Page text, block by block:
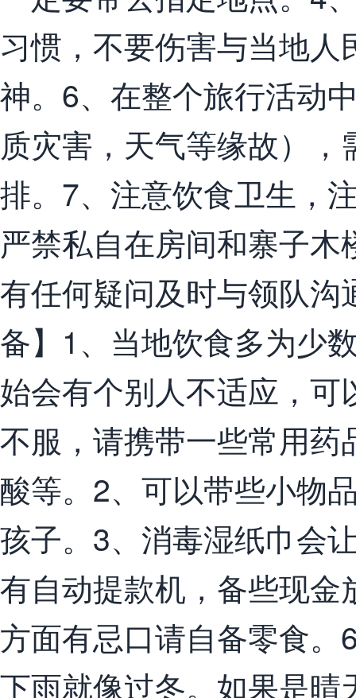
习惯，不要伤害与当地
神。6、在整个旅行活动
质灾害，天气等缘故）
排。7、注意饮食卫生，
严禁私自在房间和寨子
有任何疑问及时与领队
备】1、当地饮食多为少
始会有个别人不适应，
不服，请携带一些常用
酸等。2、可以带些小物
孩子。3、消毒湿纸巾会
有自动提款机，备些现
方面有忌口请自备零食
下雨就像过冬。如果是